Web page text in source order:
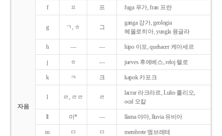
자음
f ㅍ 프 fuga 푸가, fran 프란
g ㄱ, ㅎ 그
ganga 강가, geologia
헤올로히아, yungla 융글라
h ― ― hipo 이포, quehacer 케아세르
j ㅎ ― jueves 후에베스, reloj 렐로
k ㅋ 크 kapok 카포크
l ㄹ, ㄹㄹ ㄹ
lacrar 라크라르, Lulio 룰리오,
ocal 오칼
ll 이* ― llama 야마, lluvia 유비아
m ㅁ ㅁ membrete 멤브레테